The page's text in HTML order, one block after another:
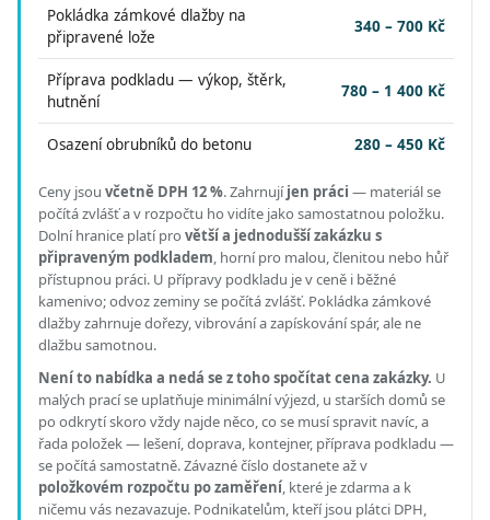
Pokládka zámkové dlažby na
připravené lože
340 – 700 Kč
Příprava podkladu — výkop, štěrk,
hutnění
780 – 1 400 Kč
Osazení obrubníků do betonu 280 – 450 Kč
Ceny jsou včetně DPH 12 %.Zahrnujíjen práci — materiál se
počítá zvlášť a v rozpočtu ho vidíte jako samostatnou položku.
Dolní hranice platí pro větší a jednodušší zakázku s
připraveným podkladem, horní pro malou, členitou nebo hůř
přístupnou práci. U přípravy podkladu je v ceně i běžné
kamenivo; odvoz zeminy se počítá zvlášť. Pokládka zámkové
dlažby zahrnuje dořezy, vibrování a zapískování spár, ale ne
dlažbu samotnou.
Není to nabídka a nedá se z toho spočítat cena zakázky. U
malých prací se uplatňuje minimální výjezd, u starších domů se
po odkrytí skoro vždy najde něco, co se musí spravit navíc, a
řada položek — lešení, doprava, kontejner, příprava podkladu —
se počítá samostatně. Závazné číslo dostanete až v
položkovém rozpočtu po zaměření, které je zdarma a k
ničemu vás nezavazuje. Podnikatelům, kteří jsou plátci DPH,